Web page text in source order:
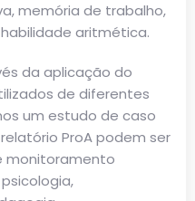
memória de trabalho,
aritmética.
da aplicação do
de diferentes
um estudo de caso
ProA podem ser
monitoramento